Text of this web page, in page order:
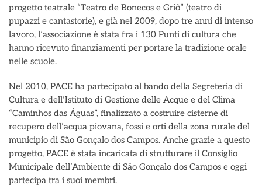
progetto teatrale “Teatro de Bonecos e Griô” (teatro di
pupazzi e cantastorie), e già nel 2009, dopo tre anni di intenso
lavoro, l’associazione è stata fra i 130 Punti di cultura che
hanno ricevuto finanziamenti per portare la tradizione orale
nelle scuole.
Nel 2010, PACE ha partecipato al bando della Segreteria di
Cultura e dell’Istituto di Gestione delle Acque e del Clima
“Caminhos das Águas”, finalizzato a costruire cisterne di
recupero dell’acqua piovana, fossi e orti della zona rurale del
municipio di São Gonçalo dos Campos. Anche grazie a questo
progetto, PACE è stata incaricata di strutturare il Consiglio
Municipale dell’Ambiente di São Gonçalo dos Campos e oggi
partecipa tra i suoi membri.